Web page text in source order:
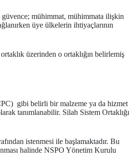
güvence; mühimmat, mühimmata ilişkin
üye ülkelerin ihtiyaçlarının
üzerinden o ortaklığın belirlemiş
gibi belirli bir malzeme ya da hizmet
tanımlanabilir. Silah Sistem Ortaklığı
istenmesi ile başlamaktadır. Bu
halinde NSPO Yönetim Kurulu